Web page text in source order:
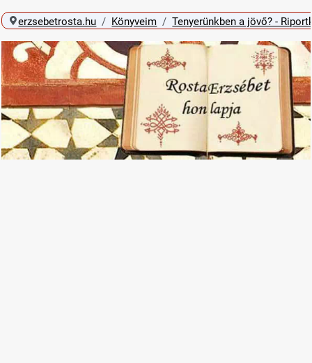
erzsebetrosta.hu Könyveim Tenyerünkben a jövő? -